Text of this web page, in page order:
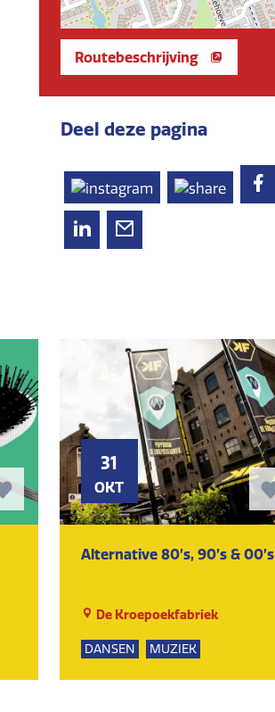
Routebeschrijving
Deel deze pagina
31
OKT
Alternative 80’s, 90’s & 00’s
De Kroepoekfabriek
DANSEN MUZIEK